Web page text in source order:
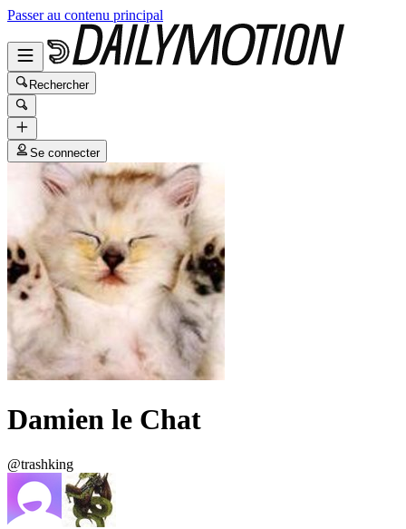
Passer au contenu principal
Rechercher
Se connecter
Damien le Chat
@trashking